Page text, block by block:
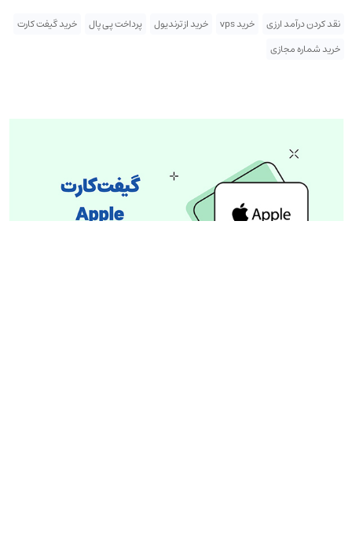
نقد کردن درآمد ارزی خرید vps خرید از ترندیول پرداخت پی پال
خرید گیفت کارت
خرید شماره مجازی